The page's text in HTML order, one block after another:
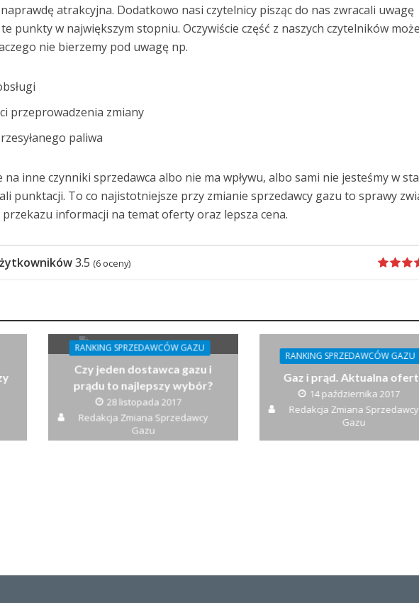
atrakcyjna. Dodatkowo nasi czytelnicy pisząc do nas zwracali uwagę
te punkty w największym stopniu. Oczywiście część z naszych czytelników
nie bierzemy pod uwagę np.
przeprowadzenia zmiany
paliwa
na inne czynniki sprzedawca albo nie ma wpływu, albo sami nie jesteśmy w
punktacji. To co najistotniejsze przy zmianie sprzedawcy gazu to sprawy
przekazu informacji na temat oferty oraz lepsza cena.
3.5 (6 oceny)
RANKING SPRZEDAWCÓW GAZU
Czy jeden dostawca gazu i
prądu to najlepszy wybór?
28 listopada 2017
Redakcja Zmiana Sprzedawcy
Gazu
RANKING SPRZEDAWCÓW GAZU
Gaz i prąd. Aktualna
14 października 2017
Redakcja Zmiana Sprzedawcy
Gazu